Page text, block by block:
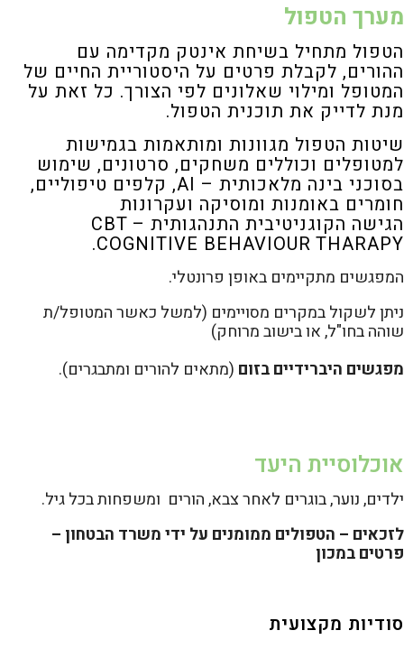
מערך הטפול
הטפול מתחיל בשיחת אינטק מקדימה עם
ההורים, לקבלת פרטים על היסטוריית החיים של
המטופל ומילוי שאלונים לפי הצורך. כל זאת על
מנת לדייק את תוכנית הטפול.
שיטות הטפול מגוונות ומותאמות בגמישות
למטופלים וכוללים משחקים, סרטונים, שימוש
בסוכני בינה מלאכותית – AI, קלפים טיפוליים,
חומרים באומנות ומוסיקה ועקרונות
הגישה הקוגניטיבית התנהגותית CBT –
COGNITIVE BEHAVIOUR THARAPY.
המפגשים מתקיימים באופן פרונטלי.
ניתן לשקול במקרים מסויימים (למשל כאשר המטופל/ת
שוהה בחו"ל, או בישוב מרוחק)
מפגשים היברידיים בזום (מתאים להורים ומתבגרים).
אוכלוסיית היעד
ילדים, נוער, בוגרים לאחר צבא, הורים ומשפחות בכל גיל.
לזכאים – הטפולים ממומנים על ידי משרד הבטחון –
פרטים במכון
סודיות מקצועית